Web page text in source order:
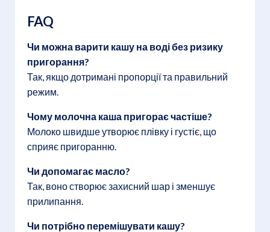
FAQ
Чи можна варити кашу на воді без ризику
пригорання?
Так, якщо дотримані пропорції та правильний
режим.
Чому молочна каша пригорає частіше?
Молоко швидше утворює плівку і густіє, що
сприяє пригоранню.
Чи допомагає масло?
Так, воно створює захисний шар і зменшує
прилипання.
Чи потрібно перемішувати кашу?